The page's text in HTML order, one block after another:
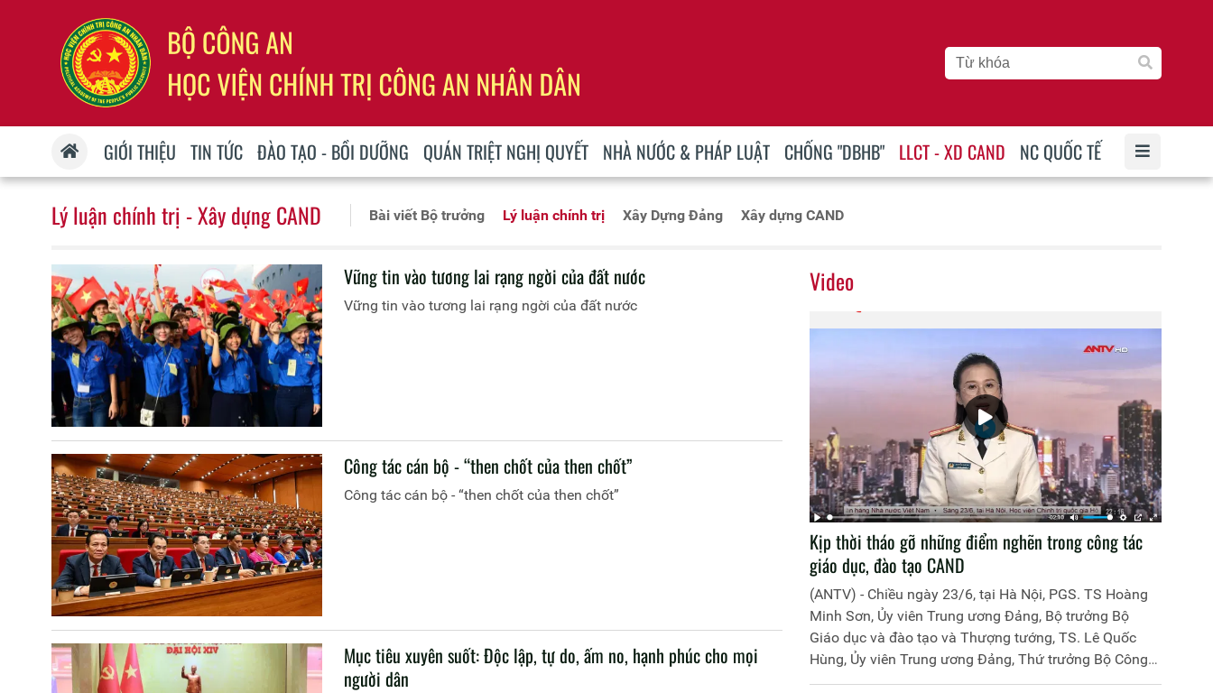
GIỚI THIỆU TIN TỨC ĐÀO TẠO - BỒI DƯỠNG QUÁN TRIỆT NGHỊ QUYẾT NHÀ NƯỚC & PHÁP LUẬT CHỐNG "DBHB" LLCT - XD CAND NC QUỐC TẾ
Lý luận chính trị - Xây dựng CAND Bài viết Bộ trưởng Lý luận chính trị Xây Dựng Đảng Xây dựng CAND
Vững tin vào tương lai rạng ngời của đất nước
Vững tin vào tương lai rạng ngời của đất nước
Công tác cán bộ - “then chốt của then chốt”
Công tác cán bộ - “then chốt của then chốt”
Mục tiêu xuyên suốt: Độc lập, tự do, ấm no, hạnh phúc cho mọi
người dân
Video
Kịp thời tháo gỡ những điểm nghẽn trong công tác
giáo dục, đào tạo CAND
(ANTV) - Chiều ngày 23/6, tại Hà Nội, PGS. TS Hoàng
Minh Sơn, Ủy viên Trung ương Đảng, Bộ trưởng Bộ
Giáo dục và đào tạo và Thượng tướng, TS. Lê Quốc
Hùng, Ủy viên Trung ương Đảng, Thứ trưởng Bộ Công
an đã đồng chủ trì buổi làm việc với các đơn vị của 2